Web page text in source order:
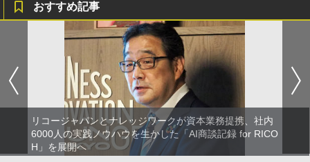
おすすめ記事
リコージャパンとナレッジワークが資本業務提携、社内
6000人の実践ノウハウを生かした「AI商談記録 for RICO
H」を展開へ